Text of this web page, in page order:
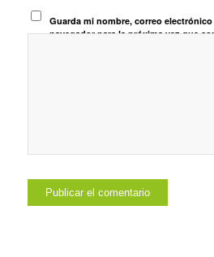
Guarda mi nombre, correo
navegador para la próxima vez que